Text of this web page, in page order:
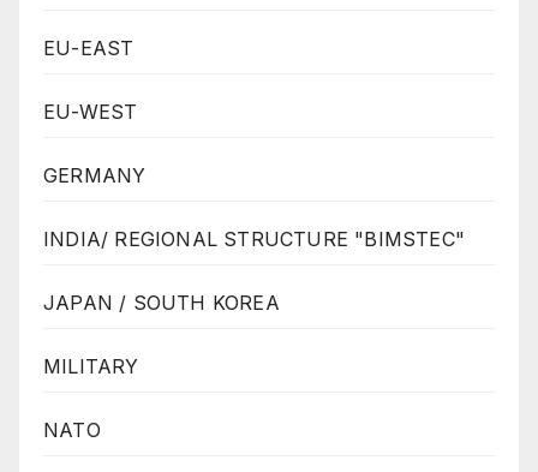
EU-EAST
EU-WEST
GERMANY
INDIA/ REGIONAL STRUCTURE "BIMSTEC"
JAPAN / SOUTH KOREA
MILITARY
NATO